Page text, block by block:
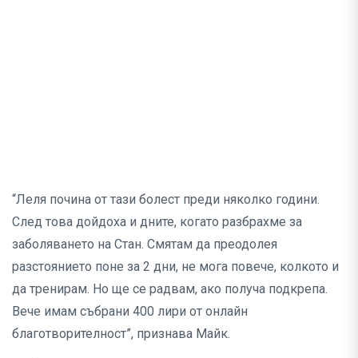
“Леля почина от тази болест преди няколко години.
След това дойдоха и дните, когато разбрахме за
заболяването на Стан. Смятам да преодолея
разстоянието поне за 2 дни, не мога повече, колкото и
да тренирам. Но ще се радвам, ако получа подкрепа.
Вече имам събрани 400 лири от онлайн
благотворителност”, признава Майк.